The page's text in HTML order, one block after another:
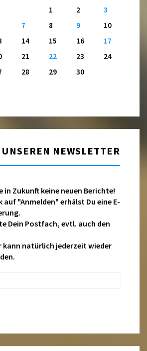
1
2
3
7 8 9
10
14 15 16
17
21 22 23
24
28 29 30
NEWSLETTER
in Zukunft keine neuen Berichte!
auf "Anmelden" erhälst Du eine E-
Dein Postfach, evtl. auch den
kann natürlich jederzeit wieder